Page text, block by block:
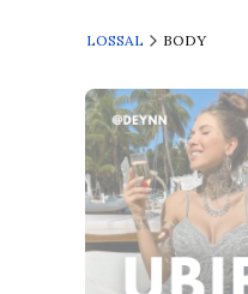
LOSSAL BODY